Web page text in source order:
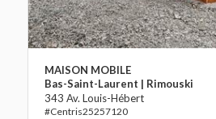
MAISON MOBILE
Bas-Saint-Laurent | Rimouski
343 Av. Louis-Hébert
25257120